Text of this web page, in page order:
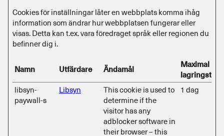
Cookies för inställningar låter en webbplats komma ihåg
information som ändrar hur webbplatsen fungerar eller
visas. Detta kan t.ex. vara föredraget språk eller regionen du
befinner dig i.
Namn Utfärdare Ändamål
Maximal
lagringstid
libsyn-
paywall-s
Libsyn
This cookie is used to
determine if the
visitor has any
adblocker software in
their browser – this
1 dag